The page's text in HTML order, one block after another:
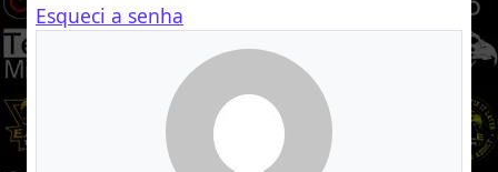
Esqueci a senha